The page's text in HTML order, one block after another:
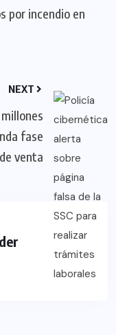
por incendio en
NEXT
fase
de venta